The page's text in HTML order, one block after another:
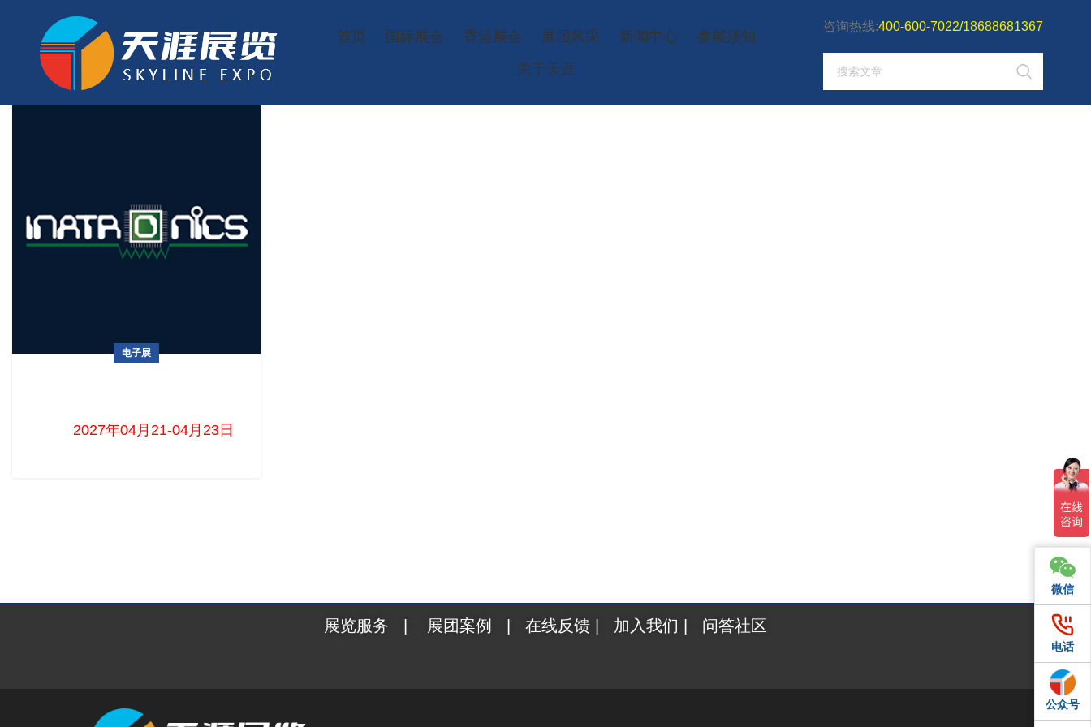
首页 国际展会 香港展会 展团风采 新闻中心
参展须知
关于天涯
咨询热线:400-600-7022/18688681367
电子展
2027年04月21-04月23日 ...
微信
电话
QQ
微信
电话
公众号
展览服务 展团案例 在线反馈 加入我们 问答社区